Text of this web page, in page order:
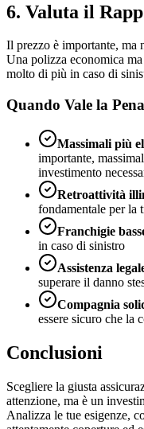
6. Valuta il
Il prezzo è importante, ma
Una polizza economica
molto di più in caso di
Quando Vale la
Massimali più
importante,
investimento
Retroattività
fondamentale per la
Franchigie
in caso di sinistro
Assistenza
superare il danno
Compagnia
essere sicuro che la
Conclusioni
Scegliere la giusta
attenzione, ma è un
Analizza le tue esigenze,